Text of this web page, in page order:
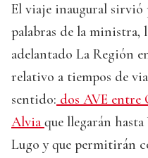
El viaje inaugural sirvió
palabras de la ministra,
adelantado La Región
relativo a tiempos de
sentido: dos AVE entre
Alvia que llegarán
Lugo y que permitirán